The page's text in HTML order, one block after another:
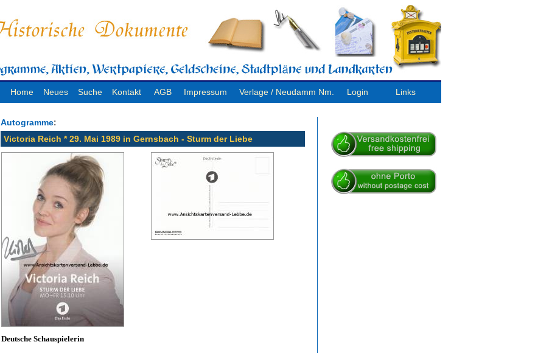
Home Neues Suche Kontakt AGB Impressum Verlage / Neudamm Nm. Login Links
Autogramme:
Victoria Reich * 29. Mai 1989 in Gernsbach - Sturm der Liebe
Deutsche Schauspielerin